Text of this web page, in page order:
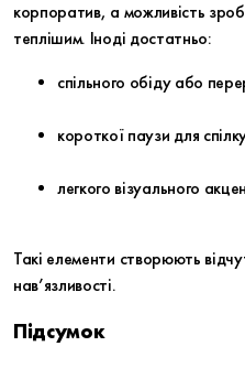
корпоратив, а можливість
теплішим. Іноді достатньо:
спільного обіду або
короткої паузи для
легкого візуального
Такі елементи створюють
нав’язливості.
Підсумок